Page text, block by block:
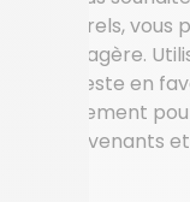
naturels,
ménagère.
un geste en
également
intervenants